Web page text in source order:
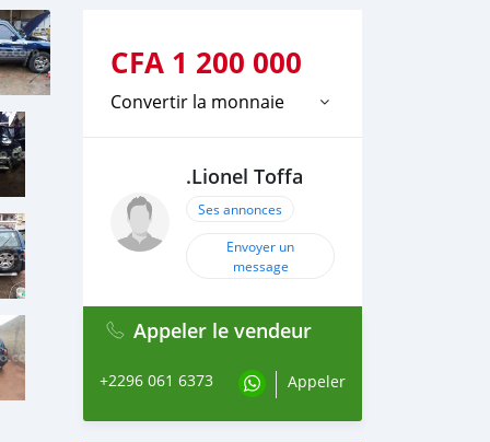
CFA 1 200 000
Convertir la monnaie
.Lionel Toffa
Ses annonces
Envoyer un
message
Appeler le vendeur
+2296 061 6373 Appeler